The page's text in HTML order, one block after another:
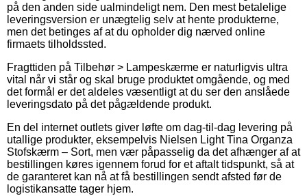
på den anden side ualmindeligt nem. Den mest betalelige
leveringsversion er unægtelig selv at hente produkterne,
men det betinges af at du opholder dig nærved online
firmaets tilholdssted.
Fragttiden på Tilbehør > Lampeskærme er naturligvis ultra
vital når vi står og skal bruge produktet omgående, og med
det formål er det aldeles væsentligt at du ser den anslåede
leveringsdato på det pågældende produkt.
En del internet outlets giver løfte om dag-til-dag levering på
utallige produkter, eksempelvis Nielsen Light Tina Organza
Stofskærm – Sort, men vær påpasselig da det afhænger af at
bestillingen køres igennem forud for et aftalt tidspunkt, så at
de garanteret kan nå at få bestillingen sendt afsted før de
logistikansatte tager hjem.